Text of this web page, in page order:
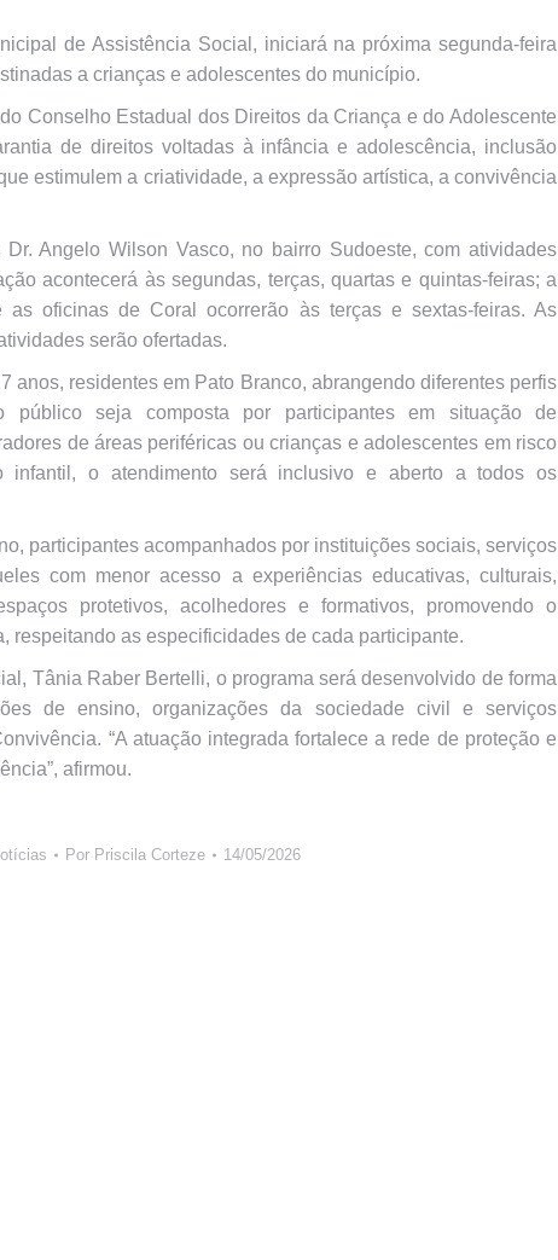
de Assistência Social, iniciará na próxima segunda-feira
a crianças e adolescentes do município.
Conselho Estadual dos Direitos da Criança e do Adolescente
de direitos voltadas à infância e adolescência, inclusão
estimulem a criatividade, a expressão artística, a convivência
Angelo Wilson Vasco, no bairro Sudoeste, com atividades
acontecerá às segundas, terças, quartas e quintas-feiras; a
oficinas de Coral ocorrerão às terças e sextas-feiras. As
serão ofertadas.
anos, residentes em Pato Branco, abrangendo diferentes perfis
público seja composta por participantes em situação de
de áreas periféricas ou crianças e adolescentes em risco
infantil, o atendimento será inclusivo e aberto a todos os
participantes acompanhados por instituições sociais, serviços
com menor acesso a experiências educativas, culturais,
protetivos, acolhedores e formativos, promovendo o
as especificidades de cada participante.
Tânia Raber Bertelli, o programa será desenvolvido de forma
de ensino, organizações da sociedade civil e serviços
“A atuação integrada fortalece a rede de proteção e
afirmou.
Por Priscila Corteze 14/05/2026